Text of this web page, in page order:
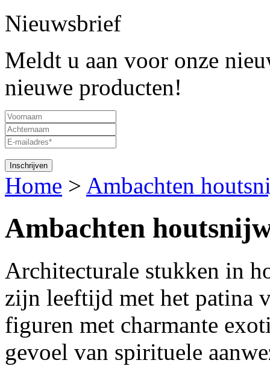
Nieuwsbrief
Meldt u aan voor onze
nieuwe producten!
Home > Ambachten
Ambachten
Architecturale stukken in
zijn leeftijd met het patina
figuren met charmante
gevoel van spirituele